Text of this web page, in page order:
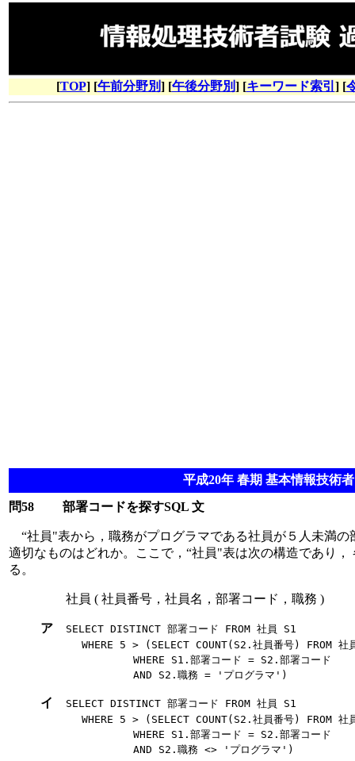
[TOP] [午前分野別] [午後分野別] [キーワード索引 ] [
平成20年 春期 基本情報技術
問58
部署コードを探すSQL 文
“社員"表から，職務がプログラマである社員が５人未満の
適切なものはどれか。ここで，“社員"表は次の構造であり
る。
社員 ( 社員番号，社員名，部署コード，職務 )
ア
SELECT DISTINCT 部署コード FROM 社員 S1
WHERE 5 > (SELECT COUNT(S2.社員番号) FROM 社
WHERE S1.部署コード = S2.部署コード
AND S2.職務 = 'プログラマ')
イ
SELECT DISTINCT 部署コード FROM 社員 S1
WHERE 5 > (SELECT COUNT(S2.社員番号) FROM 社
WHERE S1.部署コード = S2.部署コード
AND S2.職務 <> 'プログラマ')